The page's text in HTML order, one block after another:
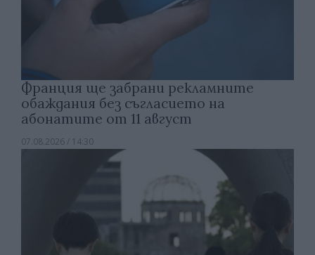
Франция ще забрани рекламните
обаждания без съгласието на
абонатите от 11 август
07.08.2026 / 14:30